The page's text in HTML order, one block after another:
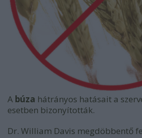
A búza hátrányos hatásait a
esetben bizonyították.
Dr. William Davis megdöbbentő